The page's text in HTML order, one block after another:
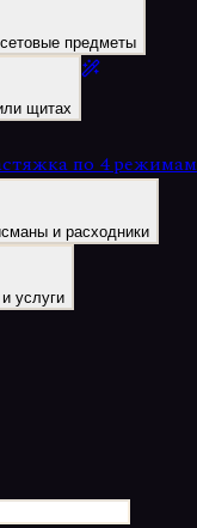
предметы
щитах
по 4 режимам
и расходники
услуги